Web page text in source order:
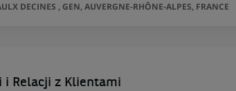
DECINES , GEN, AUVERGNE-RHÔNE-ALPES, FRANCE
i Relacji z Klientami